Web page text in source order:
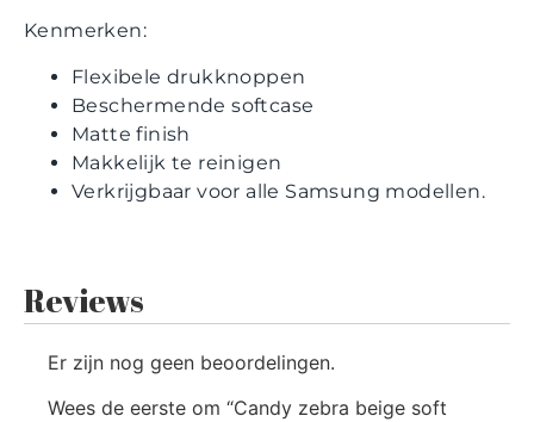
Kenmerken:
Flexibele drukknoppen
Beschermende softcase
Matte finish
Makkelijk te reinigen
Verkrijgbaar voor alle Samsung modellen.
Reviews
Er zijn nog geen beoordelingen.
Wees de eerste om “Candy zebra beige soft